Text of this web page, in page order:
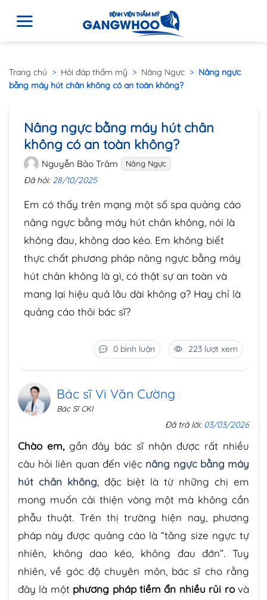
Trang chủ > Hỏi đáp thẩm mỹ > Nâng Ngực > Nâng ngực
bằng máy hút chân không có an toàn không?
Nâng ngực bằng máy hút chân
không có an toàn không?
Nguyễn Bảo Trâm Nâng Ngực
Đã hỏi: 28/10/2025
Em có thấy trên mạng một số spa quảng cáo
nâng ngực bằng máy hút chân không, nói là
không đau, không dao kéo. Em không biết
thực chất phương pháp nâng ngực bằng máy
hút chân không là gì, có thật sự an toàn và
mang lại hiệu quả lâu dài không ạ? Hay chỉ là
quảng cáo thôi bác sĩ?
0 bình luận 223 lượt xem
Bác sĩ Vi Văn Cường
Bác Sĩ CKI
Đã trả lời: 03/03/2026
Chào em, gần đây bác sĩ nhận được rất nhiều
câu hỏi liên quan đến việc nâng ngực bằng máy
hút chân không , đặc biệt là từ những chị em
mong muốn cải thiện vòng một mà không cần
phẫu thuật. Trên thị trường hiện nay, phương
pháp này được quảng cáo là “tăng size ngực tự
nhiên, không dao kéo, không đau đớn”. Tuy
nhiên, về góc độ chuyên môn, bác sĩ cho rằng
đây là một phương pháp tiềm ẩn nhiều rủi rovà